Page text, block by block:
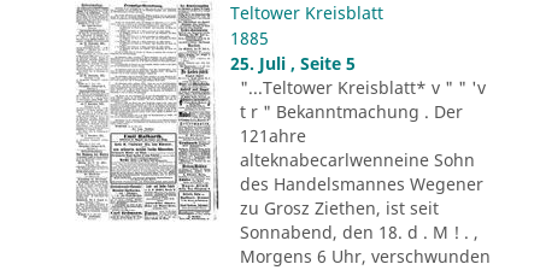
Teltower Kreisblatt
1885
25. Juli , Seite 5
"...Teltower Kreisblatt* v " " 'v
t r " Bekanntmachung . Der
121ahre
alteknabecarlwenneine Sohn
des Handelsmannes Wegener
zu Grosz Ziethen, ist seit
Sonnabend, den 18. d . M ! . ,
Morgens 6 Uhr, verschwunden